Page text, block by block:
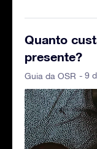
Quanto
presente?
Guia da OSR - 9